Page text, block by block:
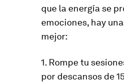
que la energía se
emociones, hay
mejor:
1. Rompe tu
por descansos de